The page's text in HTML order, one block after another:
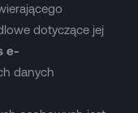
dotyczące jej
e-
danych